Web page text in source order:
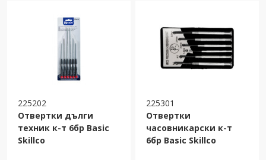
225202
Отвертки дълги
техник к-т 6бр Basic
Skillco
225301
Отвертки
часовникарски к-т
6бр Basic Skillco